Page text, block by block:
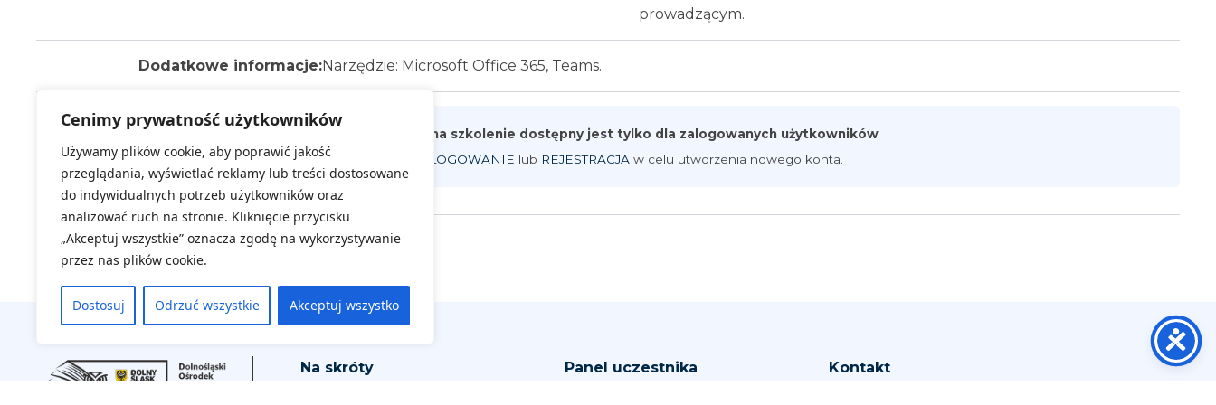
Cenimy prywatność użytkowników
Używamy plików cookie, aby poprawić jakość
przeglądania, wyświetlać reklamy lub treści dostosowane
do indywidualnych potrzeb użytkowników oraz
analizować ruch na stronie. Kliknięcie przycisku
„Akceptuj wszystkie” oznacza zgodę na wykorzystywanie
przez nas plików cookie.
Dostosuj Odrzuć wszystkie Akceptuj wszystko
prowadzącym.
Dodatkowe informacje:Narzędzie: Microsoft Office 365, Teams.
Wybierz termin:
Zapis na szkolenie dostępny jest tylko dla zalogowanych użytkowników
LOGOWANIE lub REJESTRACJA w celu utworzenia nowego konta.
Na skróty
Panel uczestnika
Kontakt